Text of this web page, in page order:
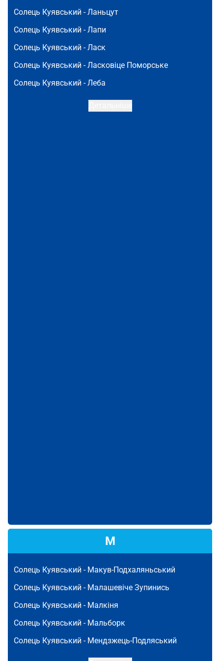
Солець Куявський -Ланьцут
Солець Куявський -Лапи
Солець Куявський -Ласк
Солець Куявський -Ласковіце Поморське
Солець Куявський -Леба
М
Солець Куявський - Макув-Подхаляньський
Солець Куявський - Малашевіче Зупинись
Солець Куявський - Малкіня
Солець Куявський - Мальборк
Солець Куявський - Мендзжець-Подляський